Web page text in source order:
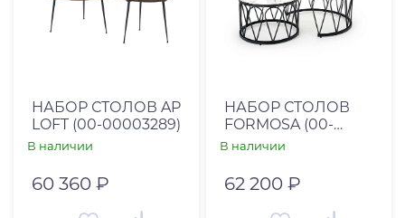
НАБОР СТОЛОВ AP
LOFT (00-00003289)
В наличии
60 360 ₽
НАБОР СТОЛОВ
FORMOSA (00-
00003500)
В наличии
62 200 ₽